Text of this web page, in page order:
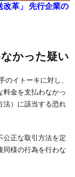
改革」 先行企業の
なかった疑い
イトーキに対し、
料金を支払わなかっ
法）に該当する恐れ
公正な取引方法を定
同様の行為を行わな